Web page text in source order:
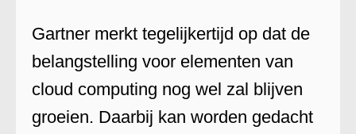
Gartner merkt tegelijkertijd op dat de
belangstelling voor elementen van
cloud computing nog wel zal blijven
groeien. Daarbij kan worden gedacht